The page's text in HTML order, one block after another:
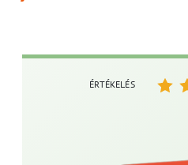
ÉRTÉKELÉS